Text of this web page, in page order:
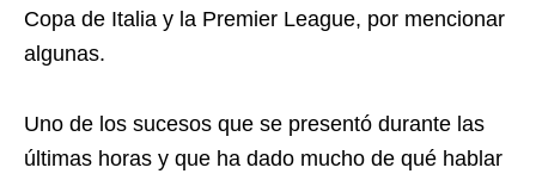
Copa de Italia y la Premier League, por mencionar
algunas.
Uno de los sucesos que se presentó durante las
últimas horas y que ha dado mucho de qué hablar